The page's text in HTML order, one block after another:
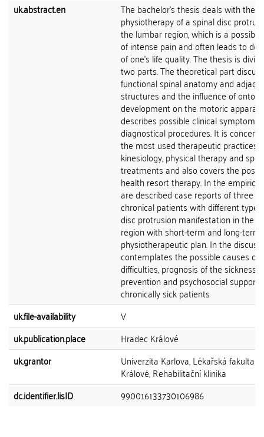
uk.abstract.en
The bachelor's thesis deals with the
physiotherapy of a spinal disc
the lumbar region, which is a
of intense pain and often leads to
of one's life quality. The thesis is
two parts. The theoretical part
functional spinal anatomy and
structures and the influence of
development on the motoric
describes possible clinical symptoms
diagnostical procedures. It is
the most used therapeutic practices
kinesiology, physical therapy and
treatments and also covers the
health resort therapy. In the
are described case reports of three
chronical patients with different
disc protrusion manifestation in the
region with short-term and long-term
physiotherapeutic plan. In the
contemplates the possible causes of
difficulties, prognosis of the sickness,
prevention and psychosocial support
chronically sick patients
uk.file-availability
V
uk.publication.place
Hradec Králové
uk.grantor
Univerzita Karlova, Lékařská fakulta
Králové, Rehabilitační klinika
dc.identifier.lisID
990016133730106986